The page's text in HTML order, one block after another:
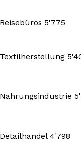
Reisebüros 5'775
Textilherstellung
Nahrungsindustrie
Detailhandel 4'798